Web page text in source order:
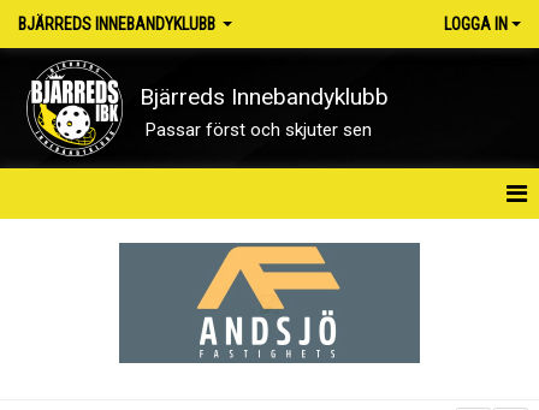
BJÄRREDS INNEBANDYKLUBB LOGGA IN
Bjärreds Innebandyklubb
Passar först och skjuter sen